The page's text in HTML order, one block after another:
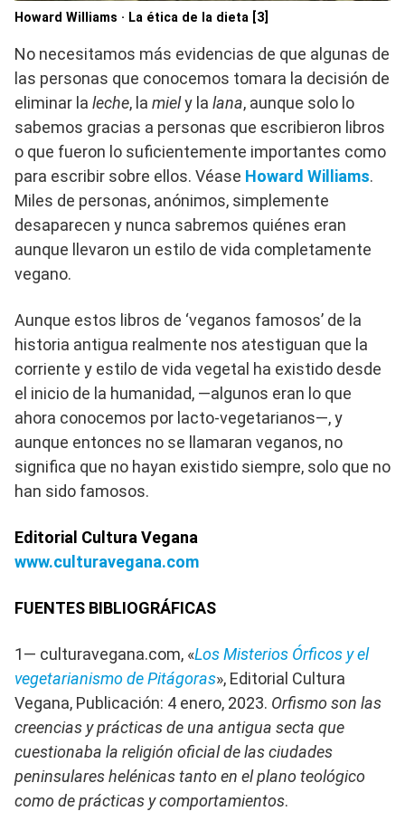
Howard Williams · La ética de la dieta [3]
No necesitamos más evidencias de que algunas de
las personas que conocemos tomara la decisión de
eliminar la leche, la miely la lana, aunque solo lo
sabemos gracias a personas que escribieron libros
o que fueron lo suficientemente importantes como
para escribir sobre ellos. Véase Howard Williams.
Miles de personas, anónimos, simplemente
desaparecen y nunca sabremos quiénes eran
aunque llevaron un estilo de vida completamente
vegano.
Aunque estos libros de ‘veganos famosos’ de la
historia antigua realmente nos atestiguan que la
corriente y estilo de vida vegetal ha existido desde
el inicio de la humanidad, —algunos eran lo que
ahora conocemos por lacto-vegetarianos—, y
aunque entonces no se llamaran veganos, no
significa que no hayan existido siempre, solo que no
han sido famosos.
Editorial Cultura Vegana
www.culturavegana.com
FUENTES BIBLIOGRÁFICAS
1— culturavegana.com, «Los Misterios Órficos y el
vegetarianismo de Pitágoras», Editorial Cultura
Vegana, Publicación: 4 enero, 2023. Orfismo son las
creencias y prácticas de una antigua secta que
cuestionaba la religión oficial de las ciudades
peninsulares helénicas tanto en el plano teológico
como de prácticas y comportamientos.